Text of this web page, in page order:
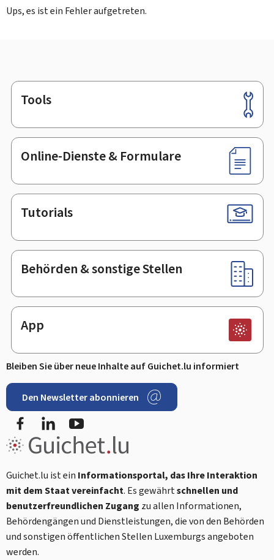
Ups, es ist ein Fehler aufgetreten.
Footer
Tools
Online-Dienste & Formulare
Tutorials
Behörden & sonstige Stellen
App
Bleiben Sie über neue Inhalte auf Guichet.lu informiert
Den Newsletter abonnieren
FacebookLinkedIn
Guichet.lu ist ein Informationsportal, das Ihre Interaktion
mit dem Staat vereinfacht. Es gewährtschnellen und
benutzerfreundlichen Zugang zu allen Informationen,
Behördengängen und Dienstleistungen, die von den Behörden
und sonstigen öffentlichen Stellen Luxemburgs angeboten
werden.